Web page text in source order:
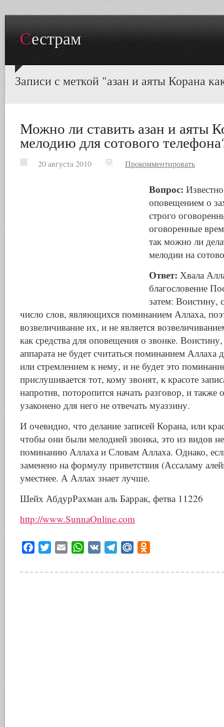
Сестрам
Записи с меткой "азан и аяты Корана
Можно ли ставить азан и аяты
мелодию для сотового
20 августа 2010 Прокомментировать
Вопрос:
оповещением о
строго
оговоренные
так можно ли
мелодии на
Ответ: Хвала
благословение
затем: Воистину,
число слов, являющихся поминанием Аллаха,
возвеличивание их, и не является
как средства для оповещения о звонке.
аппарата не будет считаться поминанием Аллаха
или стремлением к нему, и не будет это
прислушивается тот, кому звонят, к красоте
напротив, поторопится начать разговор, и также
узаконено для него не отвечать муаззину.
И очевидно, что делание записей Корана, или
чтобы они были мелодией звонка, это из видов
поминанию Аллаха и Словам Аллаха. Однако,
заменено на формулу приветствия (Ассаламу
уместнее. А Аллах знает лучше.
Шейх АбдурРахман аль Баррак, фетва 11226
http://www.SunnaOnline.com
Facebook
Twitter Email WhatsApp
VK TelegramMail.Ru